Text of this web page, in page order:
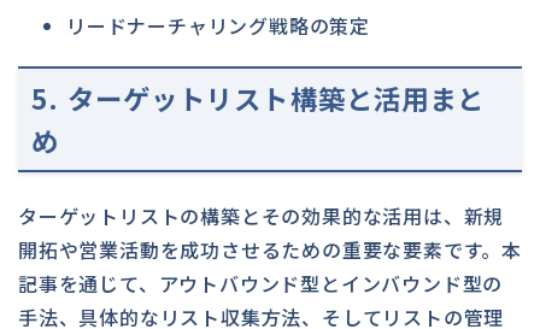
リードナーチャリング戦略の策定
5. ターゲットリスト構築と活用まと
め
ターゲットリストの構築とその効果的な活用は、新規
開拓や営業活動を成功させるための重要な要素です。本
記事を通じて、アウトバウンド型とインバウンド型の
手法、具体的なリスト収集方法、そしてリストの管理